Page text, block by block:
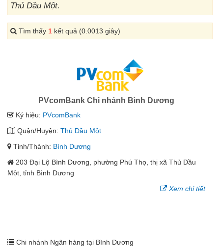
Thủ Dầu Một.
Tìm thấy 1 kết quả (0.0013 giây)
PVcomBank Chi nhánh Bình Dương
Ký hiệu: PVcomBank
Quận/Huyện: Thủ Dầu Một
Tỉnh/Thành: Bình Dương
203 Đại Lộ Bình Dương, phường Phú Thọ, thị xã Thủ Dầu
Một, tỉnh Bình Dương
Xem chi tiết
Chi nhánh Ngân hàng tại Bình Dương